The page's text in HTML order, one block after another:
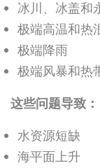
冰川、冰盖和
极端高温和热
极端降雨
极端风暴和热
这些问题导致：
水资源短缺
海平面上升